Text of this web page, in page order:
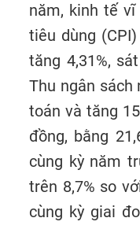
năm, kinh tế
tiêu dùng
tăng 4,31%,
Thu ngân sách
toán và tăng
đồng, bằng
cùng kỳ năm
trên 8,7% so
cùng kỳ giai